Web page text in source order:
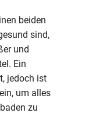
beiden
sind,
und
Ein
jedoch ist
um alles
zu